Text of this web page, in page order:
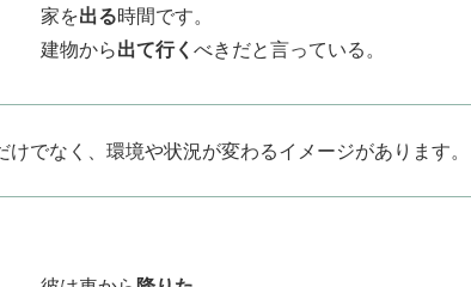
家を出る時間です。
建物から出て行く べきだと言っている。
でなく、環境や状況が変わるイメージがあります。